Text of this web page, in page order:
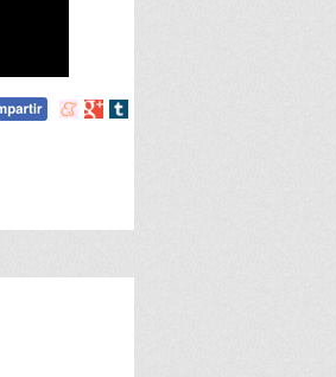
Compartir
Compartir
Compartir